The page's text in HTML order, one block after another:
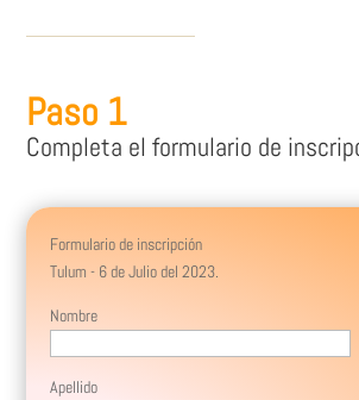
Paso 1
Completa el formulario de
Formulario de inscripción
Tulum - 6 de Julio del 2023.
Nombre
Apellido